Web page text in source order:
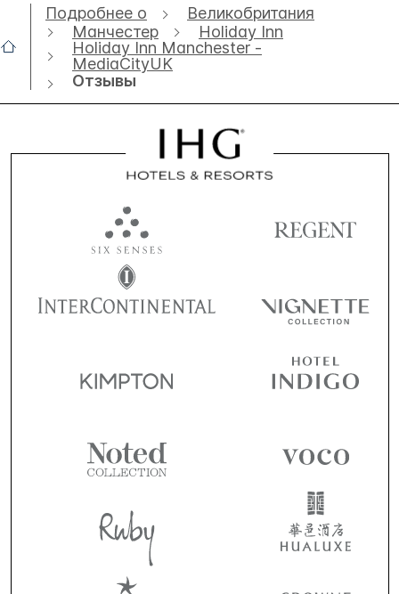
Подробнее о
Великобритания
Манчестер
Holiday Inn
Holiday Inn Manchester -
MediaCityUK
Отзывы